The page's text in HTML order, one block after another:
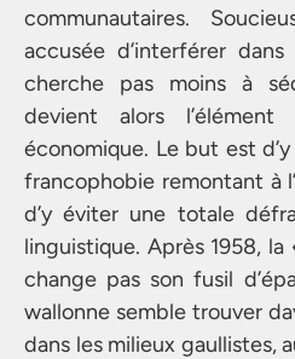
communautaires.
accusée d’interférer
cherche pas moins à
devient alors
économique. Le but est
francophobie remontant à
d’y éviter une totale
linguistique. Après 1958,
change pas son fusil
wallonne semble trouver
dans les milieux gaullistes,